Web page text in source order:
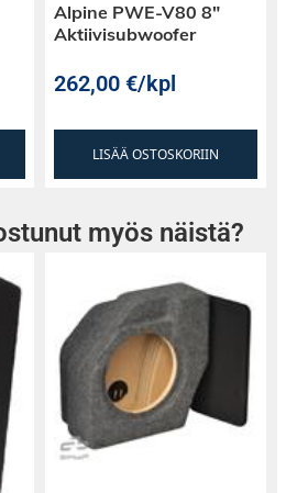
Alpine PWE-V80 8″
Aktiivisubwoofer
262,00€/kpl
LISÄÄ OSTOSKORIIN
myös näistä?